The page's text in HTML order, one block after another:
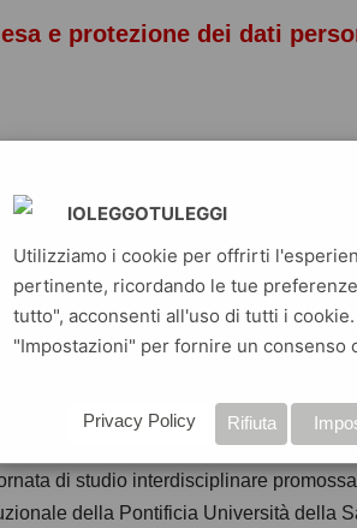
e protezione dei dati
Europeo 2016/679 relativo alla
nonché alla libera circolazione
Italiana contenente Disposizioni
del precedente Decreto del
di queste novità normative e sulla
di studio interdisciplinare
della Pontificia Università della
IOLEGGOTULEGGI
Utilizziamo i cookie per offrirti
pertinente, ricordando le tue
tutto", acconsenti all'uso di tutti i
"Impostazioni" per fornire un consenso
Rifiuta
Privacy Policy